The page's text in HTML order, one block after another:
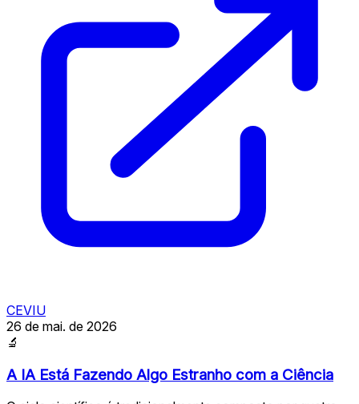
CEVIU
26 de mai. de 2026
🔬
A IA Está Fazendo Algo Estranho com a Ciência